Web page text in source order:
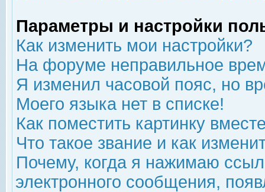
Параметры и настройки
Как изменить мои настройки?
На форуме неправильное
Я изменил часовой пояс, но
Моего языка нет в списке!
Как поместить картинку
Что такое звание и как
Почему, когда я нажимаю
электронного сообщения,